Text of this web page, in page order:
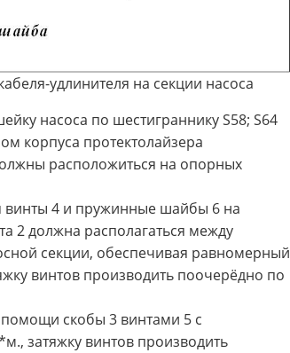
удлинителя на секции насоса
насоса по шестиграннику S58; S64
корпуса протектолайзера
расположиться на опорных
винты 4 и пружинные шайбы 6 на
2 должна располагаться между
секции, обеспечивая равномерный
винтов производить поочерёдно по
помощи скобы 3 винтами 5 с
затяжку винтов производить